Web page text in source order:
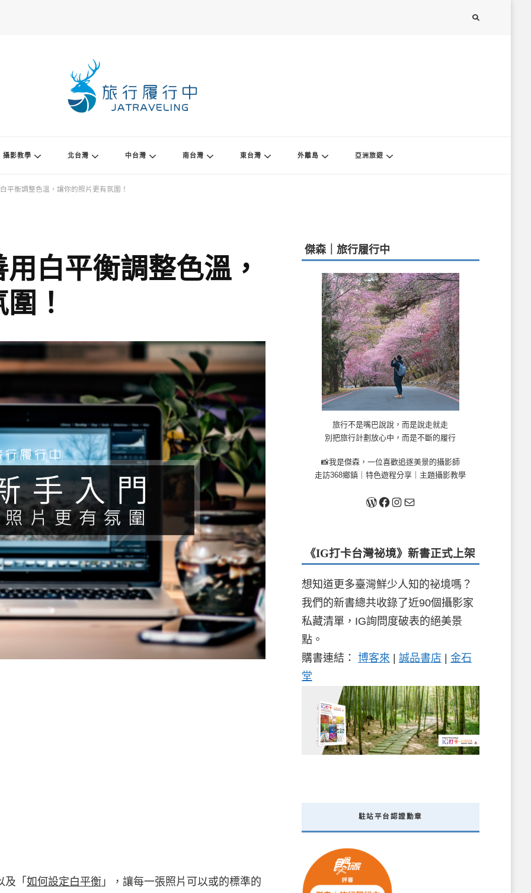
攝影教學 北台灣 中台灣 南台灣 東台灣 外離島 亞洲旅遊
平衡調整色溫，讓你的照片更有氛圍！
白平衡調整色溫，
！
及「 如何設定白平衡」，讓每一張照片可以或的標準的
傑森｜旅行履行中
旅行不是嘴巴說說，而是說走就走
別把旅行計劃放心中，而是不斷的履行
📸我是傑森，一位喜歡追逐美景的攝影師
走訪368鄉鎮｜特色遊程分享｜主題攝影教學
關於我 Facebook
Instagram
《IG打卡台灣祕境》新書正式上架
想知道更多臺灣鮮少人知的祕境嗎？
我們的新書總共收錄了近90個攝影家
私藏清單，IG詢問度破表的絕美景
點。
購書連結： 博客來 | 誠品書店 | 金石
堂
駐站平台認證勳章